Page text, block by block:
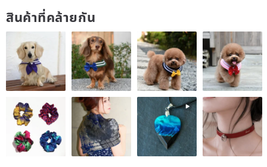
wiping maintenance, or use toothpaste and a soft toothbrush to
clean details, and avoid contact with hot springs ♨️, perfume, etc.
Wearing Instructions:
The extension chain design is suitable for wearing within 13-17 cm
of the hand circumference. Please note the size of the hand
circumference when placing an order. Do not pull the ultra-thin
bracelet with force. It is recommended to temporarily unplug it
when bathing and sleeping. It is not easy to pull. The sterling silver
สินค้าที่คล้ายกัน